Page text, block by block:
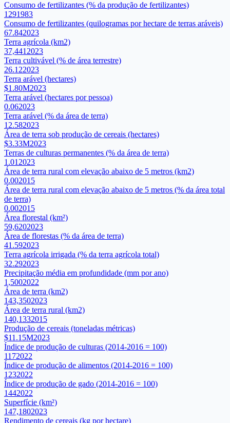
Consumo de fertilizantes (% da produção de fertilizantes)
1291983
Consumo de fertilizantes (quilogramas por hectare de terras aráveis)
67.842023
Terra agrícola (km2)
37,441 2023
Terra cultivável (% de área terrestre)
26.122023
Terra arável (hectares)
$1.80M2023
Terra arável (hectares por pessoa)
0.062023
Terra arável (% da área de terra)
12.582023
Área de terra sob produção de cereais (hectares)
$3.33M2023
Terras de culturas permanentes (% da área de terra)
1.01 2023
Área de terra rural com elevação abaixo de 5 metros (km2)
0.002015
Área de terra rural com elevação abaixo de 5 metros (% da área total
de terra)
0.002015
Área florestal (km²)
59,6202023
Área de florestas (% da área de terra)
41.592023
Terra agrícola irrigada (% da terra agrícola total)
32.292023
Precipitação média em profundidade (mm por ano)
1,5002022
Área de terra (km2)
143,3502023
Área de terra rural (km2)
140,1332015
Produção de cereais (toneladas métricas)
$11.15M2023
Índice de produção de culturas (2014-2016 = 100)
1172022
Índice de produção de alimentos (2014-2016 = 100)
1232022
Índice de produção de gado (2014-2016 = 100)
1442022
Superfície (km²)
147,1802023
Rendimento de cereais (kg por hectare)